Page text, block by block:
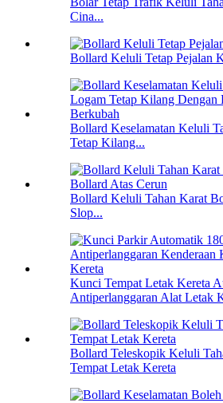
Cina...
Bollard Keluli Tetap Pejalan
Bollard Keselamatan Keluli
Tetap Kilang...
Bollard Keluli Tahan Karat
Slop...
Kunci Tempat Letak Kereta
Antiperlanggaran Alat Letak
Bollard Teleskopik Keluli
Tempat Letak Kereta